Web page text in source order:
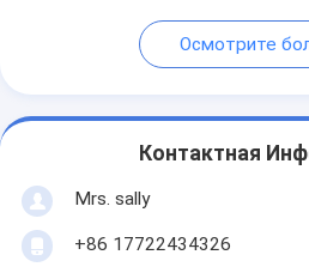
Осмотрите
Контактная
Mrs. sally
+86 17722434326